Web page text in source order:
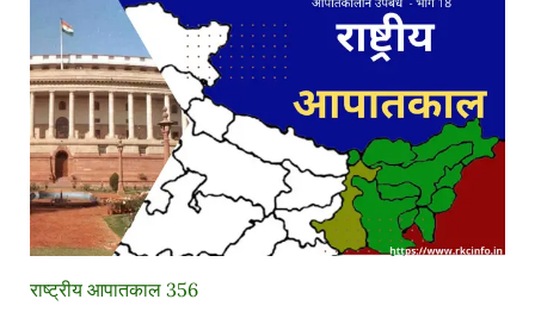
राष्ट्रीय आपातकाल 356